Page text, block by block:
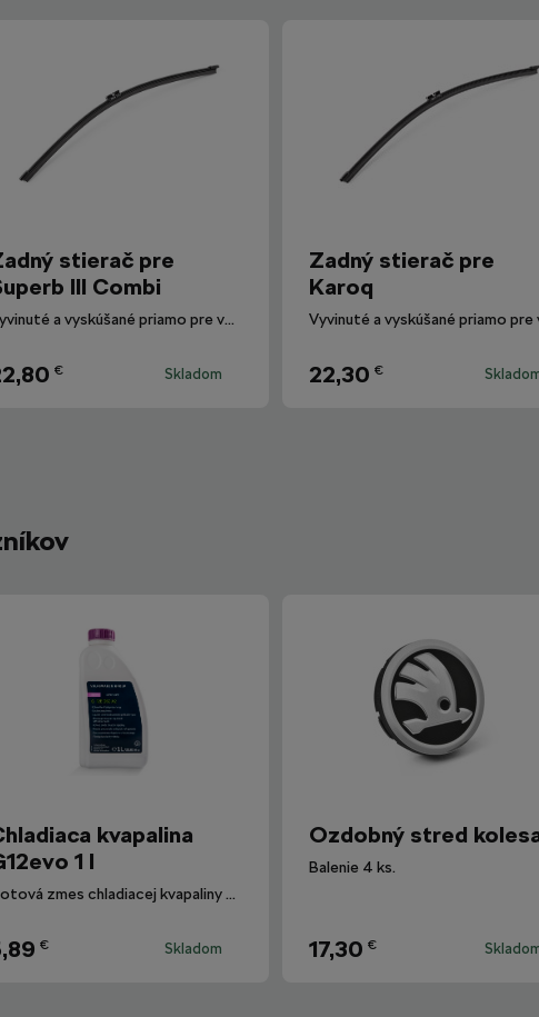
stierač pre
III Combi
Vyvinuté a vyskúšané priamo pre vozidlá Škoda.
€ Skladom
Zadný stierač pre
Karoq
22,30 €
kvapalina
1 l
Hotová zmes chladiacej kvapaliny G12evo pre všetky vozidlá Škoda.
€ Skladom
Ozdobný stred
Balenie 4 ks.
17,30 €